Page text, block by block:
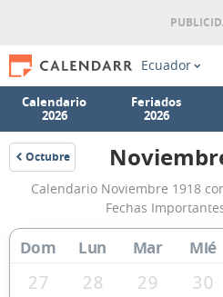
Ecuador
Calendario
2026
Feriados
2026
Octubre
1918
de
Calendario Noviembre 1918
Fechas
Dom Lun Mar Mié
27 28 29 30